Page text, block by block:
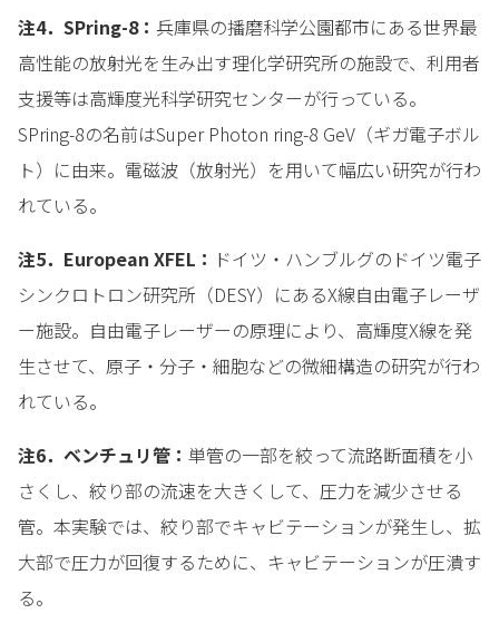
注4．SPring-8： 兵庫県の播磨科学公園都市にある世界最
高性能の放射光を生み出す理化学研究所の施設で、利用者
支援等は高輝度光科学研究センターが行っている。
SPring-8の名前はSuper Photon ring-8 GeV（ギガ電子ボル
ト）に由来。電磁波（放射光）を用いて幅広い研究が行わ
れている。
注5．European XFEL： ドイツ・ハンブルグのドイツ電子
シンクロトロン研究所（DESY）にあるX線自由電子レーザ
ー施設。自由電子レーザーの原理により、高輝度X線を発
生させて、原子・分子・細胞などの微細構造の研究が行わ
れている。
注6．ベンチュリ管： 単管の一部を絞って流路断面積を小
さくし、絞り部の流速を大きくして、圧力を減少させる
管。本実験では、絞り部でキャビテーションが発生し、拡
大部で圧力が回復するために、キャビテーションが圧潰す
る。